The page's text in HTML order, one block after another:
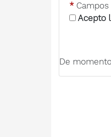
*
Acepto
De